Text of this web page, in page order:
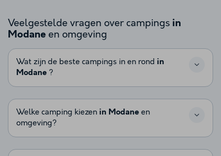
Veelgestelde vragen over campings in
Modane en omgeving
Wat zijn de beste campings in en rond in
Modane ?
Welke camping kiezen in Modane en
omgeving?